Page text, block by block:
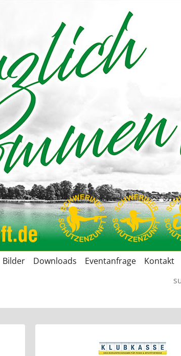
Bilder Downloads Eventanfrage
Kontakt